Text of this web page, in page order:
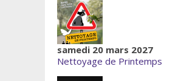
samedi 20 mars 2027
Nettoyage de Printemps